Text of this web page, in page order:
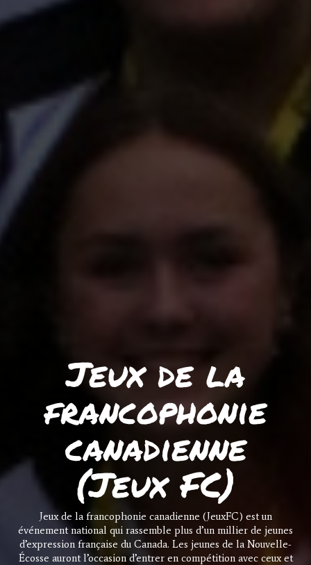
Jeux de la
francophonie
canadienne
(Jeux FC)
Jeux de la francophonie canadienne (JeuxFC) est un
événement national qui rassemble plus d’un millier de jeunes
d’expression française du Canada. Les jeunes de la Nouvelle-
Écosse auront l’occasion d’entrer en compétition avec ceux et